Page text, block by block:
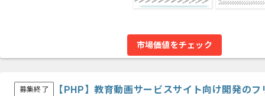
市場価値をチェック
募集終了 【PHP】教育動画サービスサイト向け開発の